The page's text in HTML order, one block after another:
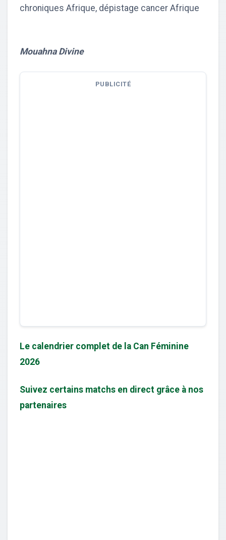
chroniques Afrique, dépistage cancer Afrique
Mouahna Divine
PUBLICITÉ
Le calendrier complet de la Can Féminine
2026
Suivez certains matchs en direct grâce à nos
partenaires